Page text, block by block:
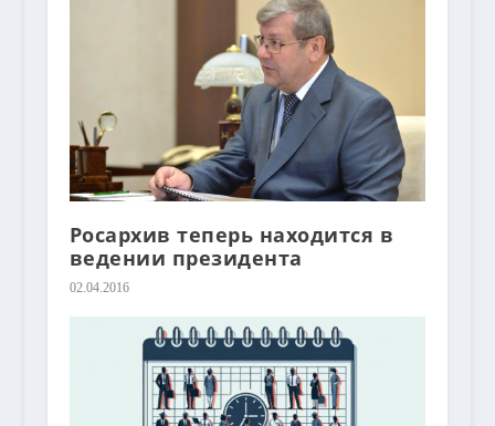
Росархив теперь находится в
ведении президента
02.04.2016